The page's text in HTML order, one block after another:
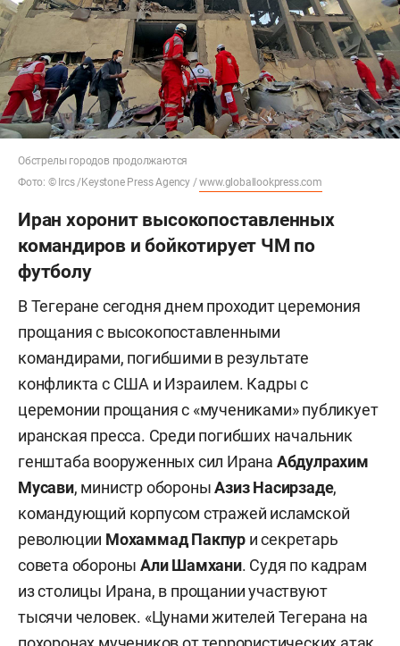
Обстрелы городов продолжаются
Фото: © Ircs /Keystone Press Agency /www.globallookpress.com
Иран хоронит высокопоставленных
командиров и бойкотирует ЧМ по
футболу
В Тегеране сегодня днем проходит церемония
прощания с высокопоставленными
командирами, погибшими в результате
конфликта с США и Израилем. Кадры с
церемонии прощания с «мучениками» публикует
иранская пресса. Среди погибших начальник
генштаба вооруженных сил Ирана Абдулрахим
Мусави, министр обороныАзиз Насирзаде,
командующий корпусом стражей исламской
революции Мохаммад Пакпур и секретарь
совета обороныАли Шамхани. Судя по кадрам
из столицы Ирана, в прощании участвуют
тысячи человек. «Цунами жителей Тегерана на